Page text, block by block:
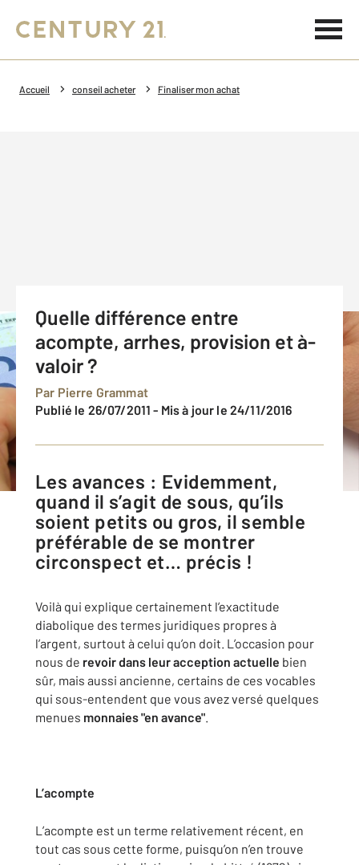
Accueil conseil acheter Finaliser mon achat
Quelle différence entre
acompte, arrhes, provision et à-
valoir ?
Par Pierre Grammat
Publié le 26/07/2011 - Mis à jour le 24/11/2016
Les avances : Evidemment,
quand il s’agit de sous, qu’ils
soient petits ou gros, il semble
préférable de se montrer
circonspect et… précis !
Voilà qui explique certainement l’exactitude
diabolique des termes juridiques propres à
l’argent, surtout à celui qu’on doit. L’occasion pour
nous de revoir dans leur acception actuelle bien
sûr, mais aussi ancienne, certains de ces vocables
qui sous-entendent que vous avez versé quelques
menues monnaies "en avance".
L’acompte
L’acompte est un terme relativement récent, en
tout cas sous cette forme, puisqu’on n’en trouve